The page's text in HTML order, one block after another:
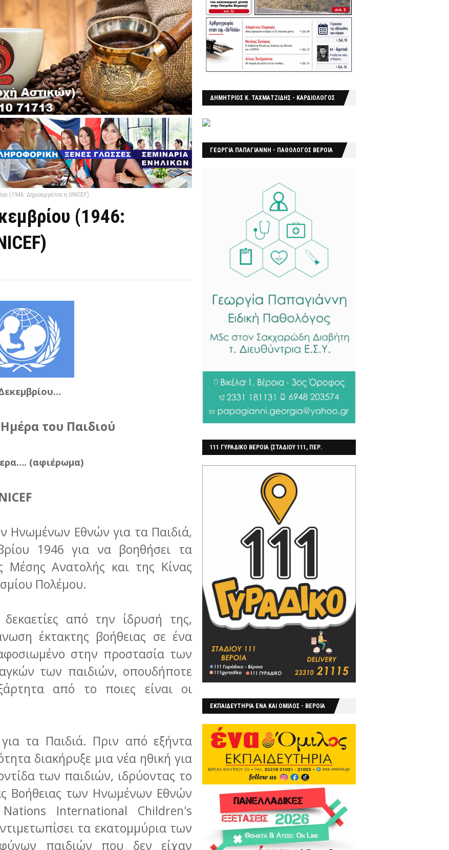
(1946: Δημιουργείται η UNICEF)
(1946:
του Παιδιού
(αφιέρωμα)
Ηνωμένων Εθνών για τα Παιδιά,
1946 για να βοηθήσει τα
Μέσης Ανατολής και της Κίνας
Πολέμου.
από την ίδρυσή της,
έκτακτης βοήθειας σε ένα
στην προστασία των
των παιδιών, οπουδήποτε
από το ποιες είναι οι
τα Παιδιά. Πριν από εξήντα
διακήρυξε μια νέα ηθική για
των παιδιών, ιδρύοντας το
Βοήθειας των Ηνωμένων Εθνών
International Children's
τα εκατομμύρια των
παιδιών που δεν είχαν
ΔΗΜΗΤΡΙΟΣ Κ. ΤΑΧΜΑΤΖΙΔΗΣ - ΚΑΡΔΙΟΛΟΓΟΣ
ΓΕΩΡΓΙΑ ΠΑΠΑΓΙΑΝΝΗ - ΠΑΘΟΛΟΓΟΣ ΒΕΡΟΙΑ
111 ΓΥΡΑΔΙΚΟ ΒΕΡΟΙΑ (ΣΤΑΔΙΟΥ 111, ΠΕΡ.
ΕΚΠΑΙΔΕΥΤΗΡΙΑ ΕΝΑ ΚΑΙ ΟΜΙΛΟΣ - ΒΕΡΟΙΑ